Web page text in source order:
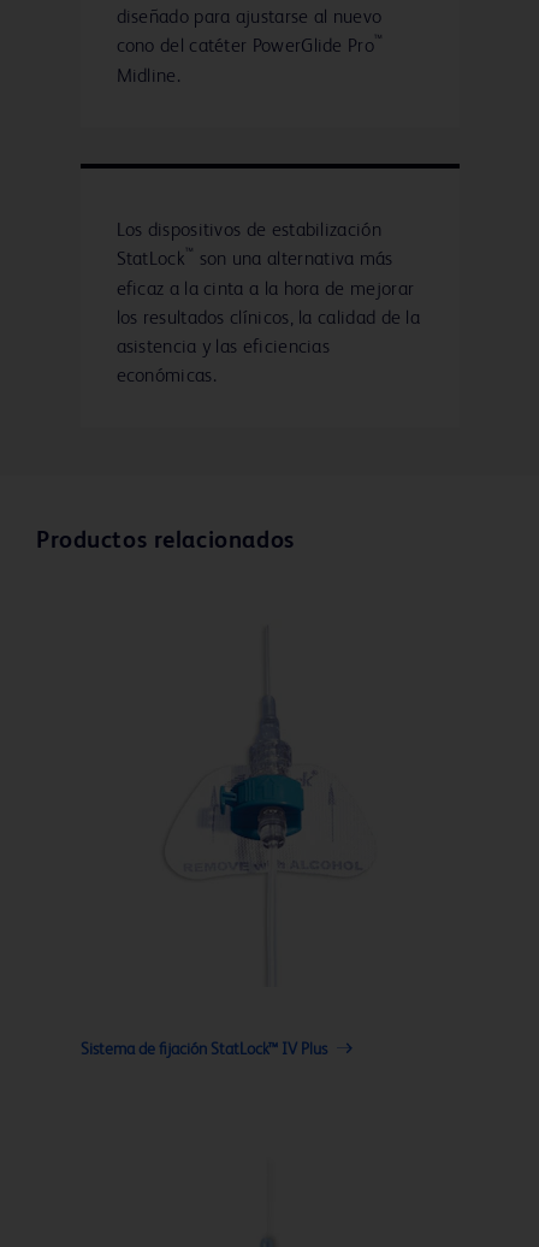
diseñado para ajustarse al nuevo
cono del catéter PowerGlide Pro™
Midline.
Los dispositivos de estabilización
StatLock™ son una alternativa más
eficaz a la cinta a la hora de mejorar
los resultados clínicos, la calidad de la
asistencia y las eficiencias
económicas.
Productos relacionados
Sistema de fijación StatLock™ IV Plus